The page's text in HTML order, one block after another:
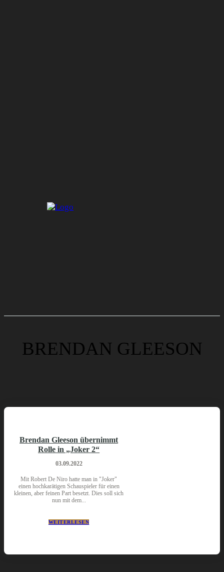
BRENDAN GLEESON
Brendan Gleeson übernimmt
Rolle in „Joker 2“
03.09.2022
Mit Robert De Niro hatte man in "Joker"
einen hochkarätigen Schauspieler für einen
kleinen, aber feinen Part besetzt. Dies soll sich
nun mit dem...
WEITERLESEN